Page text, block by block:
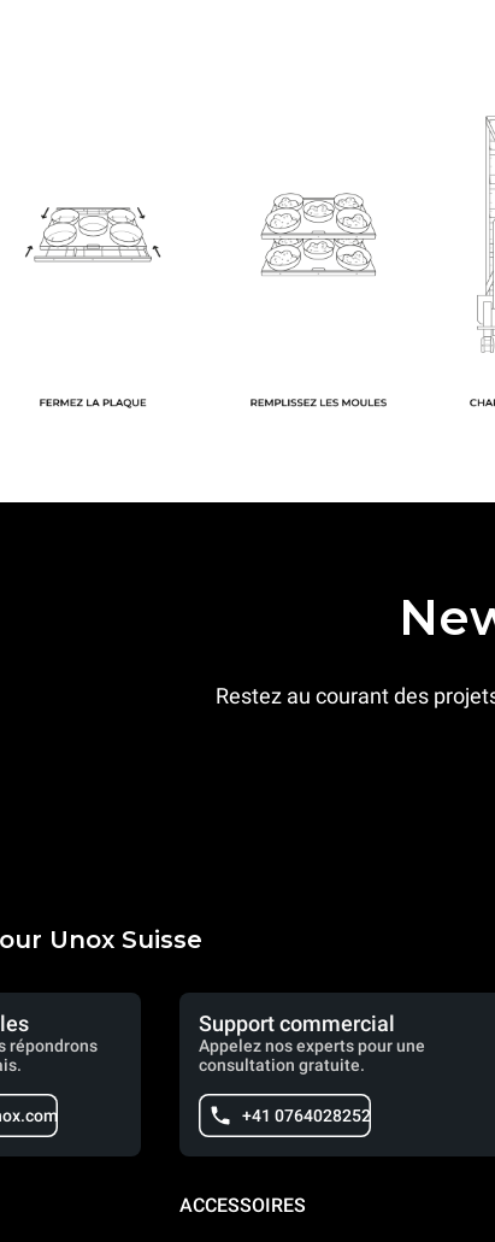
Restez au courant des
Unox Suisse
répondrons
Support commercial
Appelez nos experts pour une
consultation gratuite.
+41 0764028252
ACCESSOIRES